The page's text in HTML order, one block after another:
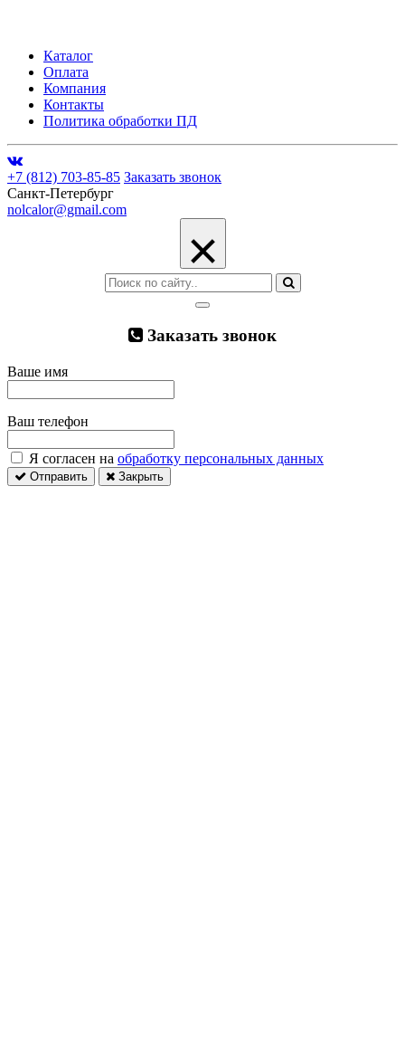
Каталог
Оплата
Компания
Контакты
Политика обработки ПД
+7 (812) 703-85-85 Заказать звонок
Санкт-Петербург
nolcalor@gmail.com
×
Заказать звонок
Ваше имя
Ваш телефон
Я согласен на обработку персональных данных
Отправить Закрыть